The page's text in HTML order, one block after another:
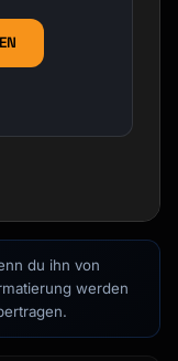
du ihn von
werden